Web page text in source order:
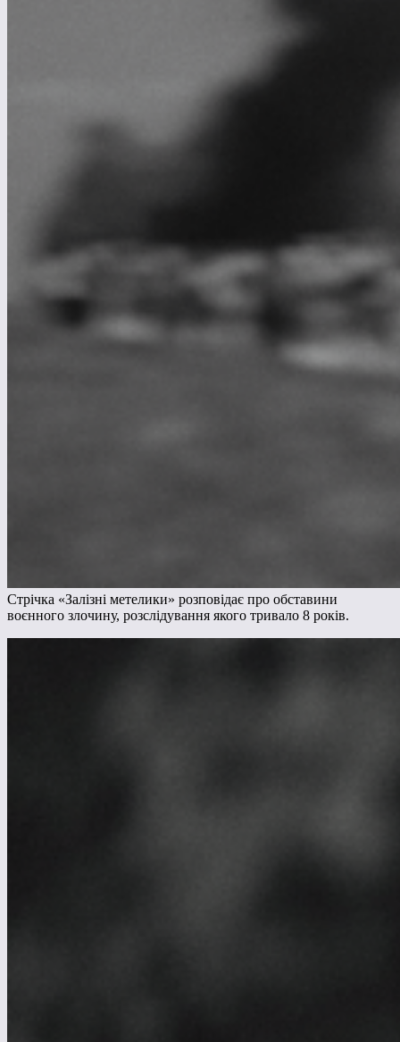
Стрічка «Залізні метелики» розповідає про обставини
воєнного злочину, розслідування якого тривало 8 років.